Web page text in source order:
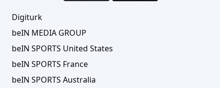
Digiturk
beIN MEDIA GROUP
beIN SPORTS United States
beIN SPORTS France
beIN SPORTS Australia